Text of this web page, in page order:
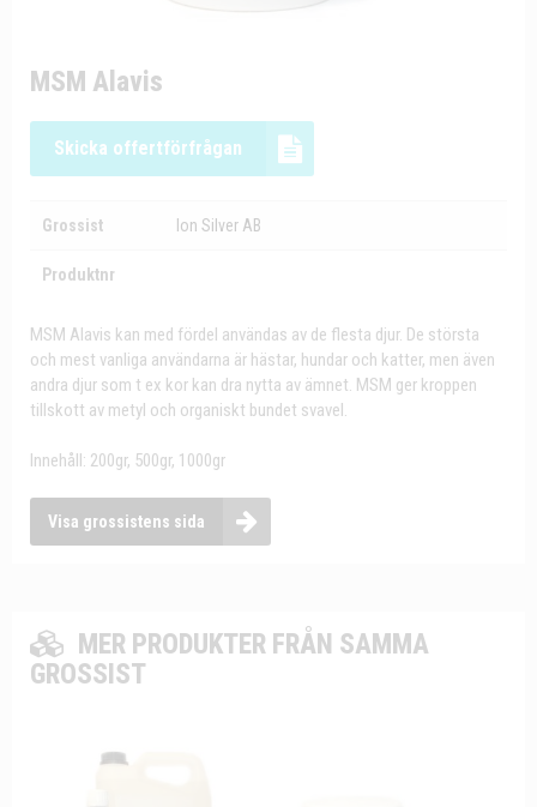
MSM Alavis
Skicka offertförfrågan
Grossist Ion Silver AB
Produktnr
MSM Alavis kan med fördel användas av de flesta djur. De största
och mest vanliga användarna är hästar, hundar och katter, men även
andra djur som t ex kor kan dra nytta av ämnet. MSM ger kroppen
tillskott av metyl och organiskt bundet svavel.
Innehåll: 200gr, 500gr, 1000gr
Visa grossistens sida
MER PRODUKTER FRÅN SAMMA
GROSSIST